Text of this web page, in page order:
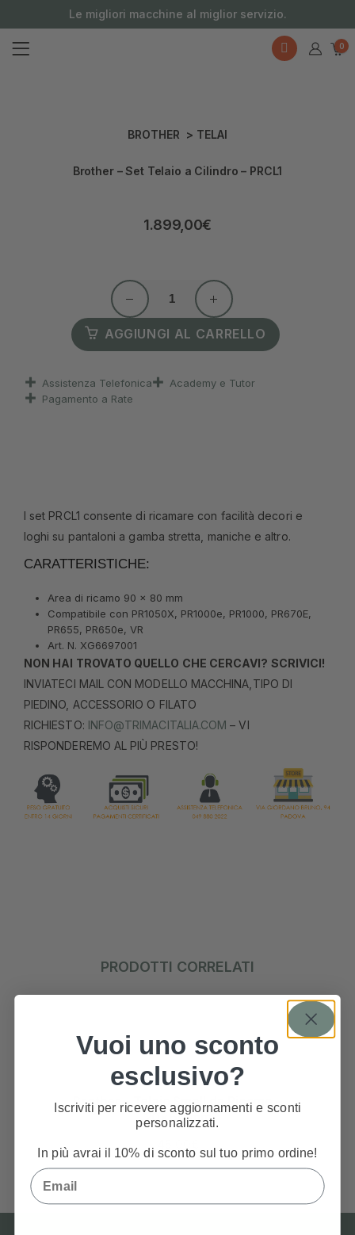
Le migliori macchine al miglior servizio.
0
BROTHER > TELAI
Brother – Set Telaio a Cilindro – PRCL1
1.899,00€
AGGIUNGI AL CARRELLO
Assistenza Telefonica
Academy e Tutor
Pagamento a Rate
l set PRCL1 consente di ricamare con facilità decori e
loghi su pantaloni a gamba stretta, maniche e altro.
CARATTERISTICHE:
Area di ricamo 90 x 80 mm
Compatibile con PR1050X, PR1000e, PR1000, PR670E,
PR655, PR650e, VR
Art. N. XG6697001
NON HAI TROVATO QUELLO CHE CERCAVI? SCRIVICI!
INVIATECI MAIL CON MODELLO MACCHINA,TIPO DI
PIEDINO, ACCESSORIO O FILATO
RICHIESTO: INFO@TRIMACITALIA.COM – VI
RISPONDEREMO AL PIÙ PRESTO!
PRODOTTI CORRELATI
Brother – Telaio Small da Ricamo –
20×60 mm
Vuoi uno sconto
esclusivo?
Iscriviti per ricevere aggiornamenti e sconti
personalizzati.
In più avrai il 10% di sconto sul tuo primo ordine!
Email